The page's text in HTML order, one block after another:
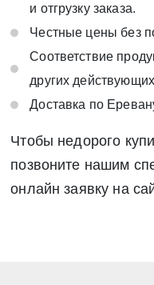
и отгрузку заказа.
Честные цены без
Соответствие
других
Доставка по
Чтобы недорого
позвоните нашим
онлайн заявку на